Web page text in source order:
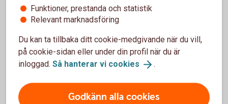
Besök oss
Hitta dittbankkontor
Funktioner, prestanda och statistik
Relevant marknadsföring
Du kan ta tillbaka ditt cookie-medgivande när du vill,
på cookie-sidan eller under din profil när du är
inloggad. Så hanterar vi cookies .
Godkänn alla cookies